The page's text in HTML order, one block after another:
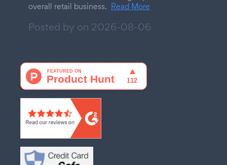
overall retail business. Read More
Posted by on 2026-08-06